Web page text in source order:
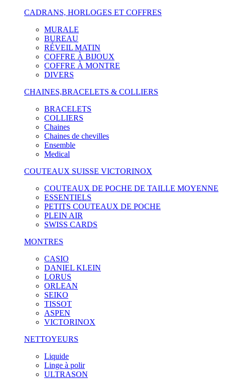
CADRANS, HORLOGES ET COFFRES
MURALE
BUREAU
RÉVEIL MATIN
COFFRE À BIJOUX
COFFRE À MONTRE
DIVERS
CHAINES,BRACELETS & COLLIERS
BRACELETS
COLLIERS
Chaines
Chaines de chevilles
Ensemble
Medical
COUTEAUX SUISSE VICTORINOX
COUTEAUX DE POCHE DE TAILLE MOYENNE
ESSENTIELS
PETITS COUTEAUX DE POCHE
PLEIN AIR
SWISS CARDS
MONTRES
CASIO
DANIEL KLEIN
LORUS
ORLEAN
SEIKO
TISSOT
ASPEN
VICTORINOX
NETTOYEURS
Liquide
Linge à polir
ULTRASON